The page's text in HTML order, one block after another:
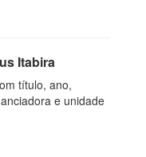
Itabira
título, ano,
e unidade